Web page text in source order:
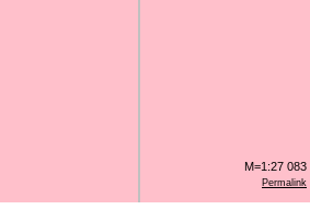
Permalink
M=1:27 083